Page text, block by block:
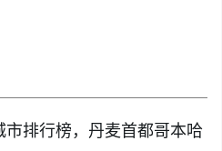
市排行榜，丹麦首都哥本哈